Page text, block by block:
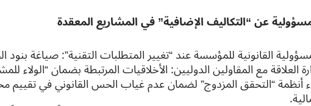
عن “التكاليف الإضافية” في المشاريع المعقدة
القانونية للمؤسسة عند “تغيير المتطلبات التقنية”: صياغة بنود
العلاقة مع المقاولين الدوليين: الأخلاقيات المرتبطة بضمان “الولاء
أنظمة “التحقق المزدوج” لضمان عدم غياب الحس القانوني في تقييم